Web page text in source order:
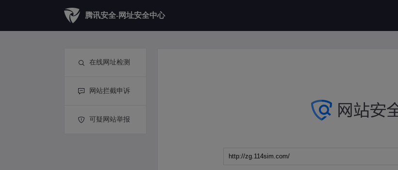
腾讯安全-网址安全中心
在线网址检测
网站拦截申诉
可疑网站举报